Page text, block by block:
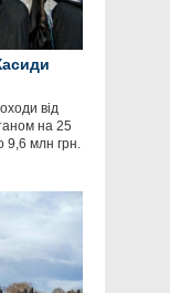
від
на 25
9,6 млн грн.